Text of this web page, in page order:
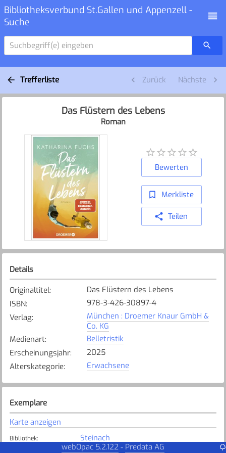
Bibliotheksverbund St.Gallen und Appenzell -
Suche
Suchbegriff(e) eingeben
Trefferliste Zurück Nächste
Das Flüstern des Lebens
Roman
Bewerten
Merkliste
Teilen
Details
Originaltitel:
Das Flüstern des Lebens
ISBN:
978-3-426-30897-4
Verlag:
München : Droemer Knaur GmbH &
Co. KG
Medienart:
Belletristik
Erscheinungsjahr:
2025
Alterskategorie: Erwachsene
Exemplare
Karte anzeigen
Bibliothek: Steinach
Verfügbar
webOpac 5.2.122 - Predata AG